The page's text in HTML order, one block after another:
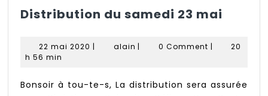
Distribution du samedi 23 mai
22 mai 2020 22| alain alain
| 0 Comment |
20
h 56 min
Bonsoir à tou-te-s, La distribution sera assurée